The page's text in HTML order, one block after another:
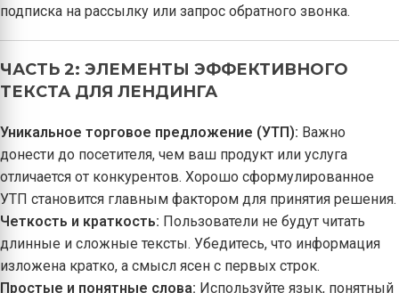
подписка на рассылку или запрос обратного звонка.
ЧАСТЬ 2: ЭЛЕМЕНТЫ ЭФФЕКТИВНОГО
ТЕКСТА ДЛЯ ЛЕНДИНГА
Уникальное торговое предложение (УТП): Важно
донести до посетителя, чем ваш продукт или услуга
отличается от конкурентов. Хорошо сформулированное
УТП становится главным фактором для принятия решения.
Четкость и краткость: Пользователи не будут читать
длинные и сложные тексты. Убедитесь, что информация
изложена кратко, а смысл ясен с первых строк.
Простые и понятные слова: Используйте язык, понятный